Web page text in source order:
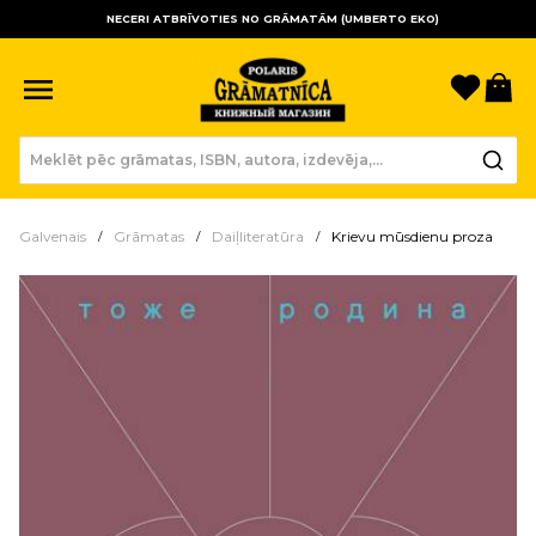
NECERI ATBRĪVOTIES NO GRĀMATĀM (UMBERTO EKO)
Galvenais Grāmatas Daiļliteratūra Krievu mūsdienu proza